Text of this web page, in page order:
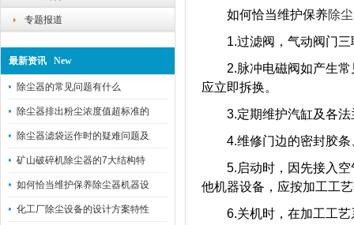
专题报道
最新资讯 New
除尘器的常见问题有什么
除尘器排出粉尘浓度值超标准的
除尘器滤袋运作时的疑难问题及
矿山破碎机除尘器的7大结构特
如何恰当维护保养除尘器机器设
化工厂除尘设备的设计方案特性
如何恰当维护保养除
1.过滤阀，气动阀门三
2.脉冲电磁阀如产生常见故障
应立即拆换。
3.定期维护汽缸及各法兰盘
4.维修门边的密封胶条、
5.启动时，因先接入空气
他机器设备，应按加工工艺
6.关机时，在加工工艺